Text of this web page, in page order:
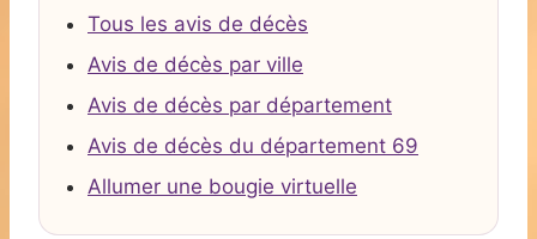
Tous les avis de décès
Avis de décès par ville
Avis de décès par département
Avis de décès du département 69
Allumer une bougie virtuelle